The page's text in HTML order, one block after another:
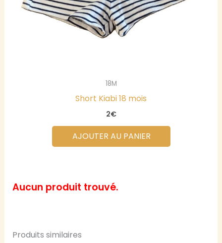
18M
Short Kiabi 18 mois
2€
AJOUTER AU PANIER
Produits similaires